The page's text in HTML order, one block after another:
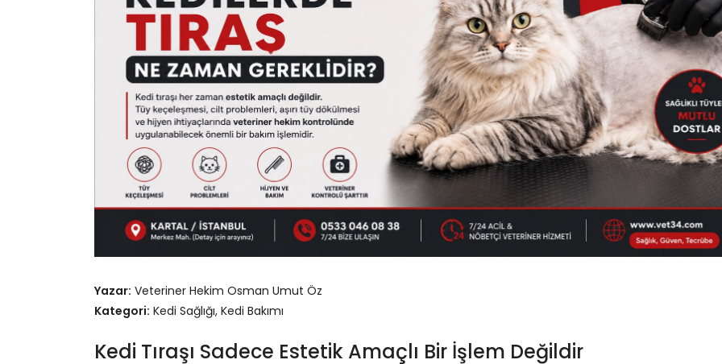
Yazar: Veteriner Hekim Osman Umut Öz
Kategori: Kedi Sağlığı, Kedi Bakımı
Kedi Tıraşı Sadece Estetik Amaçlı Bir İşlem Değildir